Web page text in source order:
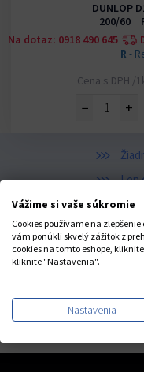
DUNLOP
200/60
Na dotaz: 0918 490 645
R -
Cena s DPH /
−
+
Len
Popis Recenzie
Vážime si vaše súkromie
Cookies používame na
vám ponúkli skvelý zážitok z
cookies na tomto eshope,
kliknite "Nastavenia".
Nastavenia